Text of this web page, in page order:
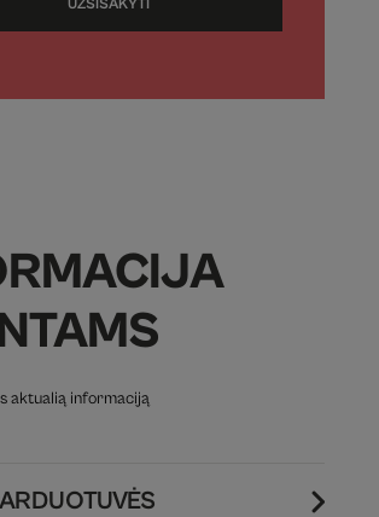
UŽSISAKYTI
aktualią informaciją